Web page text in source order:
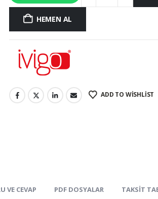
HEMEN AL
ADD TO WISHLIST
VE CEVAP PDF DOSYALAR TAKSIT